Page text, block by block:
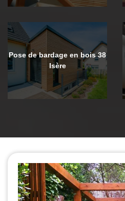
Pose de bardage en bois 38
Isère